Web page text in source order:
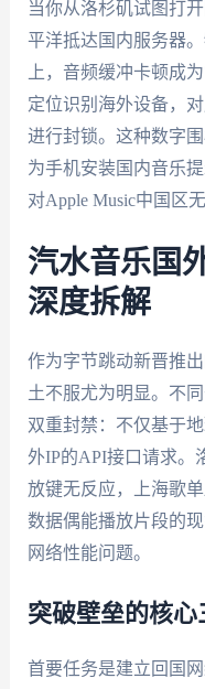
当你从洛杉矶试图打
平洋抵达国内服务器
上，音频缓冲卡顿成
定位识别海外设备，
进行封锁。这种数字
为手机安装国内音乐
对Apple Music中国区
汽水音乐国
深度拆解
作为字节跳动新晋推
土不服尤为明显。不
双重封禁：不仅基于
外IP的API接口请求。
放键无反应，上海歌
数据偶能播放片段的
网络性能问题。
突破壁垒的核心
首要任务是建立回国